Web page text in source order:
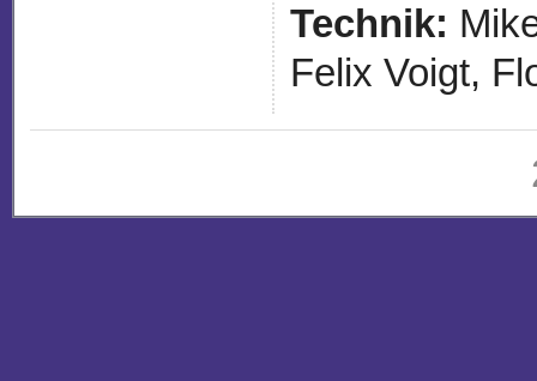
Technik:
Felix Voigt,